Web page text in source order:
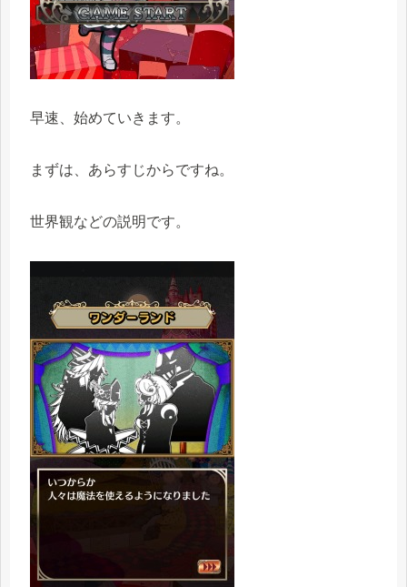
早速、始めていきます。
まずは、あらすじからですね。
世界観などの説明です。